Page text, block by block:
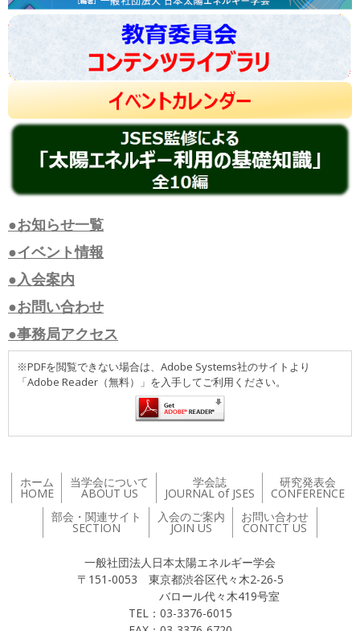
●お知らせ一覧
●イベント情報
●入会案内
●お問い合わせ
●事務局アクセス
※PDFを閲覧できない場合は、Adobe Systems社のサイトより
「Adobe Reader（無料）」を入手してご利用ください。
ホーム
HOME
当学会について
ABOUT US
学会誌
JOURNAL of JSES
研究発表会
CONFERENCE
部会・関連サイト
SECTION
入会のご案内
JOIN US
お問い合わせ
CONTCT US
一般社団法人日本太陽エネルギー学会
〒151-0053 東京都渋谷区代々木2-26-5
バロール代々木419号室
TEL：03-3376-6015